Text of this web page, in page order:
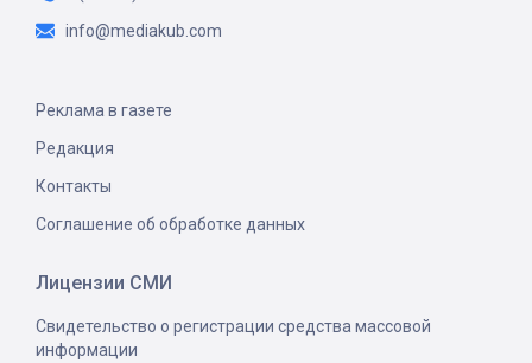
info@mediakub.com
Реклама в газете
Редакция
Контакты
Соглашение об обработке данных
Лицензии СМИ
Свидетельство о регистрации средства массовой
информации